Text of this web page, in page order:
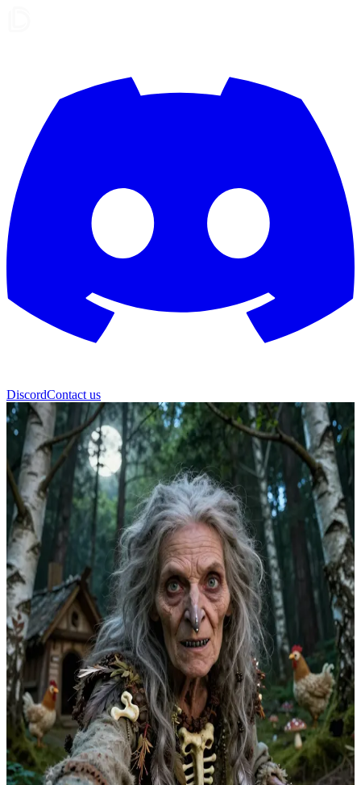
DiscordContact us
Baba Yaga
Baba Yaga, de legendarische Slavische heks